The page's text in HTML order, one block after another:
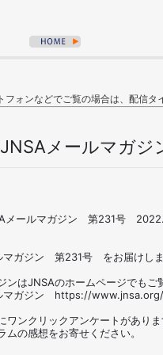
ォンなどでご覧の場合は、配信タ